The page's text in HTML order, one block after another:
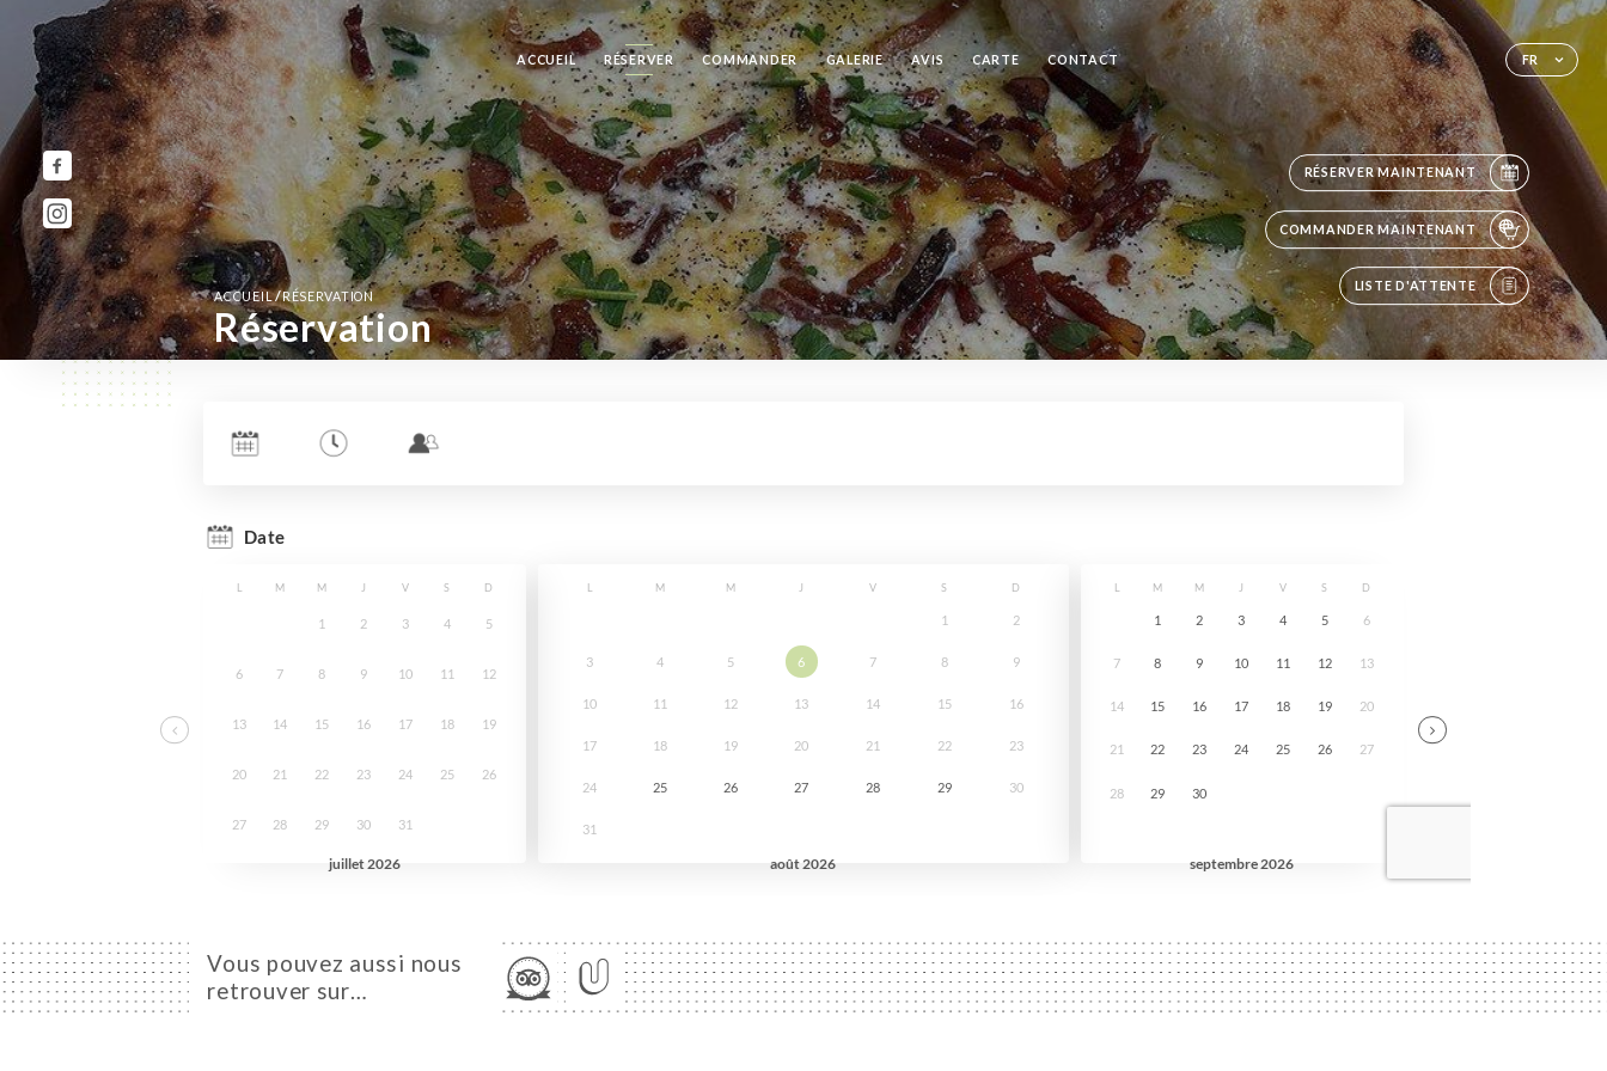
FR
ACCUEIL RÉSERVER COMMANDER GALERIE AVIS CARTE CONTACT
RÉSERVER MAINTENANT
COMMANDER MAINTENANT
LISTE D'ATTENTE
ACCUEIL/RÉSERVATION
Réservation
Vous pouvez aussi nous
retrouver sur…